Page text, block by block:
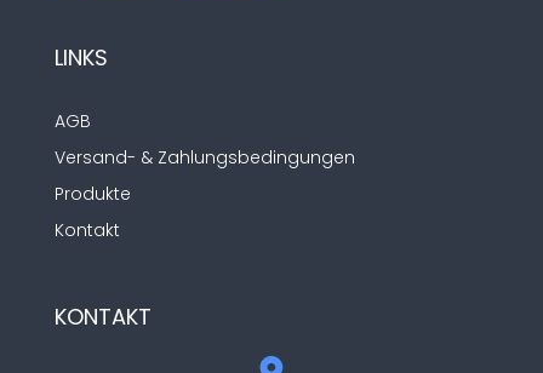
LINKS
AGB
Versand- & Zahlungsbedingungen
Produkte
Kontakt
KONTAKT